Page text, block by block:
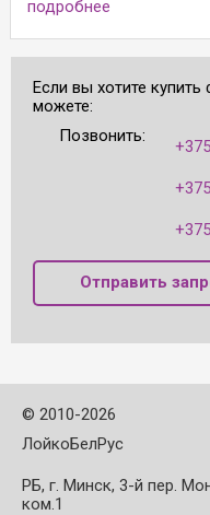
подробнее
Если вы хотите
можете:
Позвонить:
Отправить
© 2010-2026
ЛойкоБелРус
РБ, г. Минск, 3-й пер.
ком.1